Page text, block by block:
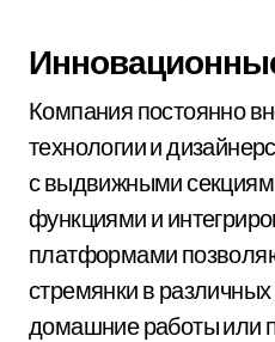
Компания постоянно
технологии и
с выдвижными
функциями и
платформами
стремянки в
домашние работы или